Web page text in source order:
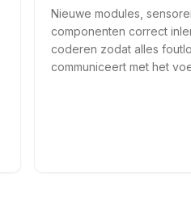
Nieuwe modules,
componenten correct
coderen zodat alles
communiceert met het